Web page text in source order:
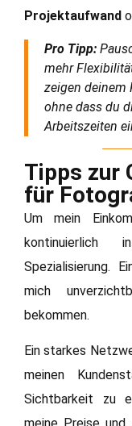
Projektaufwand
Pro Tipp:
mehr
zeigen deinem
ohne dass du
Arbeitszeiten
Tipps zur
für
Um mein
kontinuierlich
Spezialisierung.
mich
bekommen.
Ein starkes
meinen
Sichtbarkeit zu